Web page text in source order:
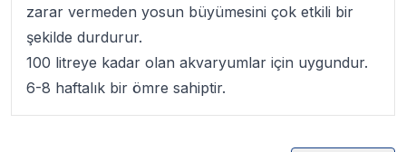
zarar vermeden yosun büyümesini çok etkili bir
şekilde durdurur.
100 litreye kadar olan akvaryumlar için uygundur.
6-8 haftalık bir ömre sahiptir.